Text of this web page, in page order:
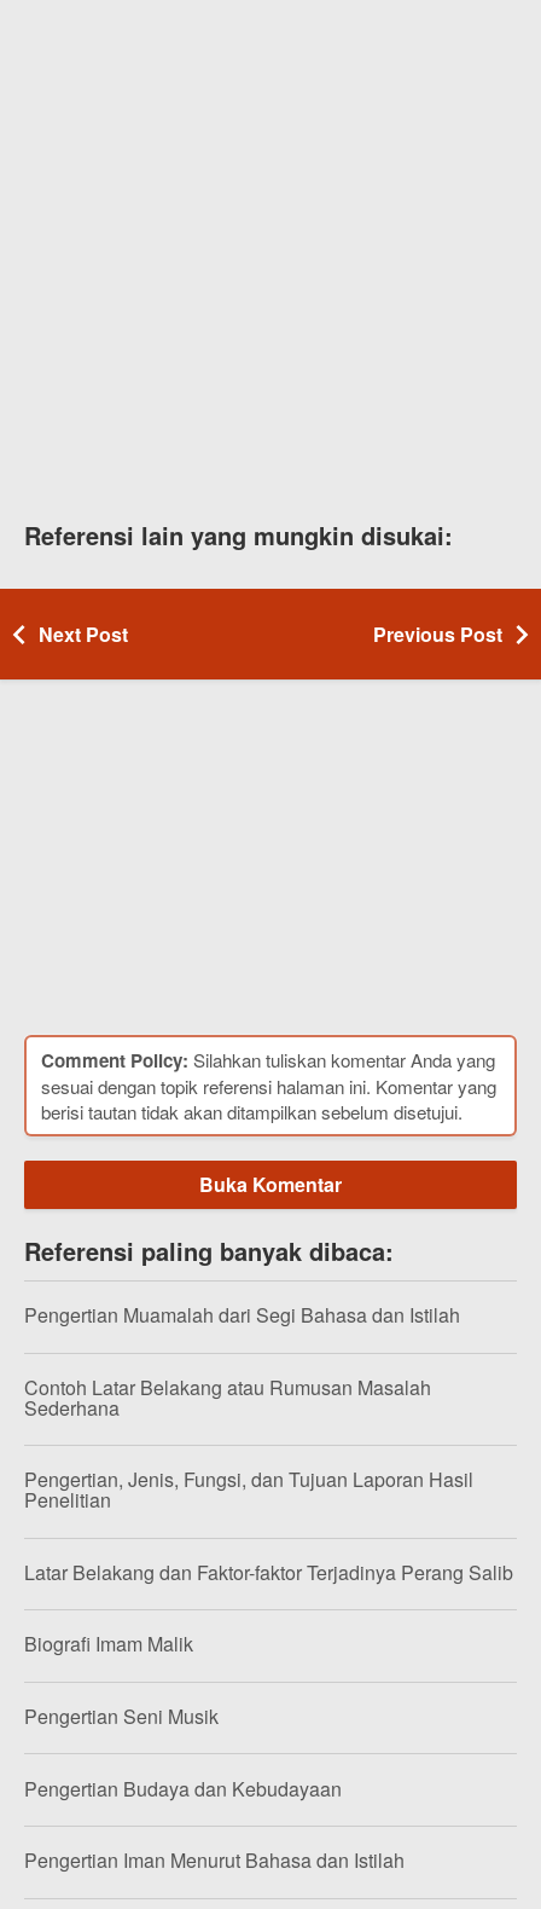
Referensi lain yang mungkin disukai:
Next Post Previous Post
Comment Policy: Silahkan tuliskan komentar Anda yang
sesuai dengan topik referensi halaman ini. Komentar yang
berisi tautan tidak akan ditampilkan sebelum disetujui.
Buka Komentar
Referensi paling banyak dibaca:
Pengertian Muamalah dari Segi Bahasa dan Istilah
Contoh Latar Belakang atau Rumusan Masalah
Sederhana
Pengertian, Jenis, Fungsi, dan Tujuan Laporan Hasil
Penelitian
Latar Belakang dan Faktor-faktor Terjadinya Perang Salib
Biografi Imam Malik
Pengertian Seni Musik
Pengertian Budaya dan Kebudayaan
Pengertian Iman Menurut Bahasa dan Istilah